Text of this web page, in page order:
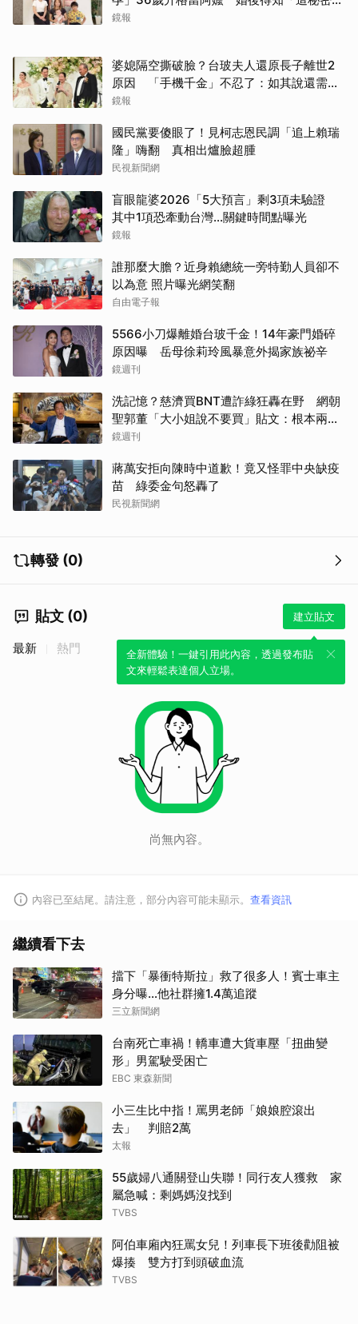
傻眼了
鏡報
婆媳隔空撕破臉？台玻夫人還原長子離世2
原因 「手機千金」不忍了：如其說還需要
離開嗎？
鏡報
國民黨要傻眼了！見柯志恩民調「追上賴瑞
隆」嗨翻 真相出爐臉超腫
民視新聞網
盲眼龍婆2026「5大預言」剩3項未驗證
其中1項恐牽動台灣...關鍵時間點曝光
鏡報
誰那麼大膽？近身賴總統一旁特勤人員卻不
以為意 照片曝光網笑翻
自由電子報
5566小刀爆離婚台玻千金！14年豪門婚碎
原因曝 岳母徐莉玲風暴意外揭家族祕辛
鏡週刊
洗記憶？慈濟買BNT遭詐綠狂轟在野 網朝
聖郭董「大小姐說不要買」貼文：根本兩碼
事
鏡週刊
蔣萬安拒向陳時中道歉！竟又怪罪中央缺疫
苗 綠委金句怒轟了
民視新聞網
轉發 (0)
貼文 (0) 建立貼文
全新體驗！一鍵引用此內容，透過發布貼
文來輕鬆表達個人立場。
最新 熱門
尚無內容。
內容已至結尾。請注意，部分內容可能未顯示。 查看資訊
繼續看下去
擋下「暴衝特斯拉」救了很多人！賓士車主
身分曝…他社群擁1.4萬追蹤
三立新聞網
台南死亡車禍！轎車遭大貨車壓「扭曲變
形」男駕駛受困亡
EBC 東森新聞
小三生比中指！罵男老師「娘娘腔滾出
去」 判賠2萬
太報
55歲婦八通關登山失聯！同行友人獲救 家
屬急喊：剩媽媽沒找到
TVBS
阿伯車廂內狂罵女兒！列車長下班後勸阻被
爆揍 雙方打到頭破血流
TVBS